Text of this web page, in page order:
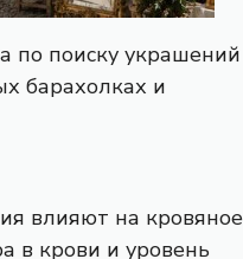
по поиску украшений
барахолках и